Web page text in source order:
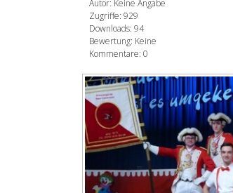
Autor: Keine Angabe
Zugriffe: 929
Downloads: 94
Bewertung: Keine
Kommentare: 0